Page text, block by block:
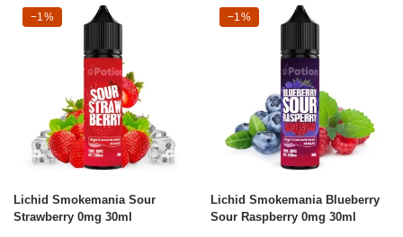
-1%
−1%
Lichid Smokemania Sour
Strawberry 0mg 30ml
-1%
−1%
Lichid Smokemania Blueberry
Sour Raspberry 0mg 30ml